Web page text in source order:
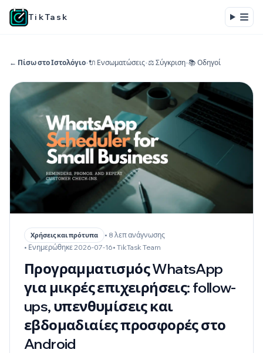
TikTask
← Πίσω στο Ιστολόγιο•🔌 Ενσωματώσεις•⚖️ Σύγκριση•📚 Οδηγοί
Χρήσεις και πρότυπα
• 8 λεπ ανάγνωσης
• Ενημερώθηκε 2026-07-16• TikTask Team
Προγραμματισμός WhatsApp
για μικρές επιχειρήσεις: follow-
ups, υπενθυμίσεις και
εβδομαδιαίες προσφορές στο
Android